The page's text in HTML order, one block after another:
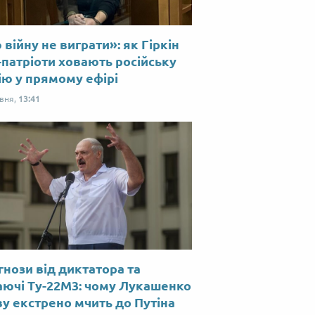
не виграти»: як Гіркін
ховають російську
у прямому ефірі
13:41
від диктатора та
Ту-22М3: чому Лукашенко
екстрено мчить до Путіна